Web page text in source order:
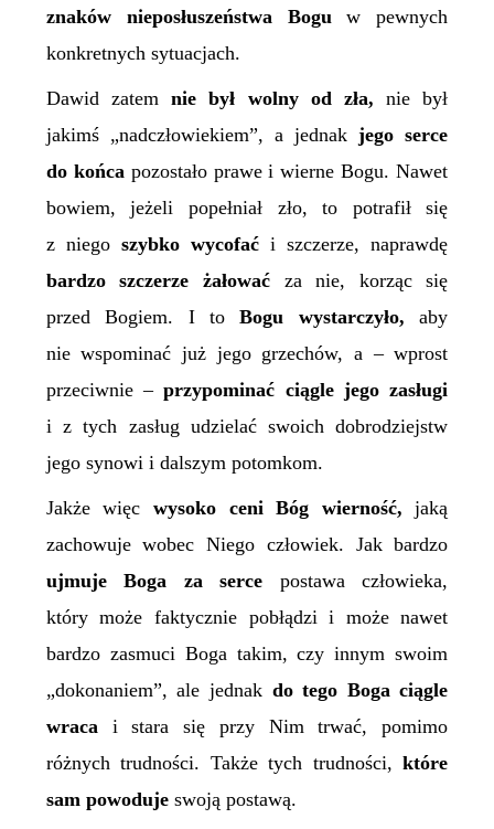
znaków nieposłuszeństwa Boguw pewnych
konkretnych sytuacjach.
Dawid zatemnie był wolny od zła, nie był
jakimś „nadczłowiekiem”, a jednakjego serce
do końcapozostało prawe i wierne Bogu. Nawet
bowiem, jeżeli popełniał zło, to potrafił się
z niego szybko wycofać i szczerze, naprawdę
bardzo szczerze żałowaćza nie, korząc się
przed Bogiem. I toBogu wystarczyło,aby
nie wspominać już jego grzechów, a – wprost
przeciwnie –przypominać ciągle jego zasługi
i z tych zasług udzielać swoich dobrodziejstw
jego synowi i dalszym potomkom.
Jakże więc wysoko ceni Bóg wierność, jaką
zachowuje wobec Niego człowiek. Jak bardzo
ujmuje Boga za serce postawa człowieka,
który może faktycznie pobłądzi i może nawet
bardzo zasmuci Boga takim, czy innym swoim
„dokonaniem”, ale jednak do tego Boga ciągle
wracai stara się przy Nim trwać, pomimo
różnych trudności. Także tych trudności,które
sam powodujeswoją postawą.